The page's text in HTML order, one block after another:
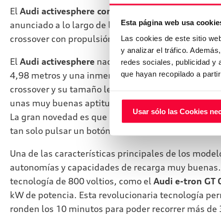
Esta página web usa
Las cookies de este sitio
y analizar el tráfico.
redes sociales, publicidad y
que hayan recopilado a
Usar sólo las Cookies
ElAudi activesphere concept
anunciado a lo largo de los últimos años. Tras el
crossover con propulsión eléctrica y tracción
ElAudi activesphere nace como uncrossover
4,98 metros y una inmensa infinidad de
crossover y su tamaño le dotan de una imagen
unas muy buenas aptitudes fuera del asfalto. La
La gran novedad es que la zaga puede
tan solo pulsar un botón.
Una de las características principales de los
autonomías y capacidades de recarga muy
tecnología de 800 voltios, como elAudi e-tron GT
kW de potencia. Esta revolucionaria tecnología
ronden los 10 minutos para poder recorrer más de